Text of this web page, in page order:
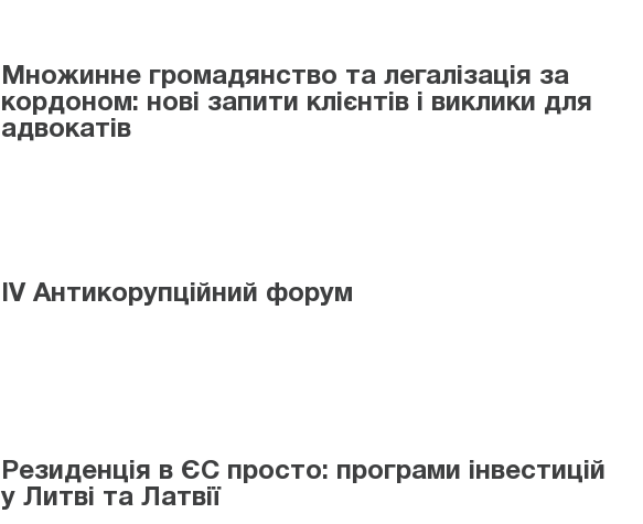
Множинне громадянство та легалізація за
кордоном: нові запити клієнтів і виклики для
адвокатів
IV Антикорупційний форум
Резиденція в ЄС просто: програми інвестицій
у Литві та Латвії